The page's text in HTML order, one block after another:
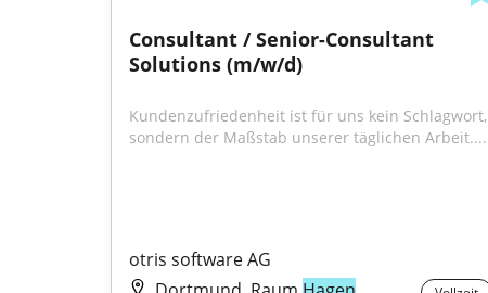
Consultant / Senior-Consultant
Solutions (m/w/d)
Kundenzufriedenheit ist für uns kein Schlagwort,
sondern der Maßstab unserer täglichen Arbeit....
otris software AG